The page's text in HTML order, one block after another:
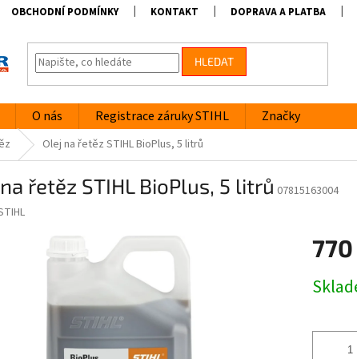
OBCHODNÍ PODMÍNKY KONTAKT DOPRAVA A PLATBA
HLEDAT
O nás Registrace záruky STIHL Značky
Olej na řetěz STIHL BioPlus, 5 litrů
řetěz STIHL BioPlus, 5 litrů 07815163004
770
cena: